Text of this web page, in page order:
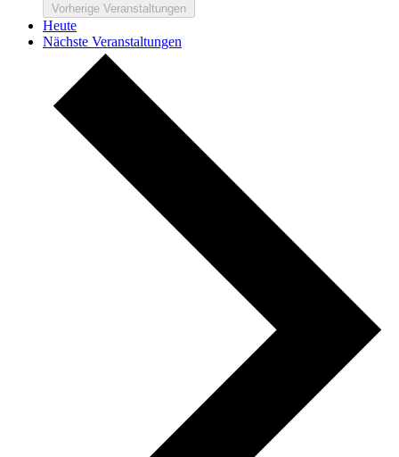
Vorherige Veranstaltungen
Heute
Nächste Veranstaltungen